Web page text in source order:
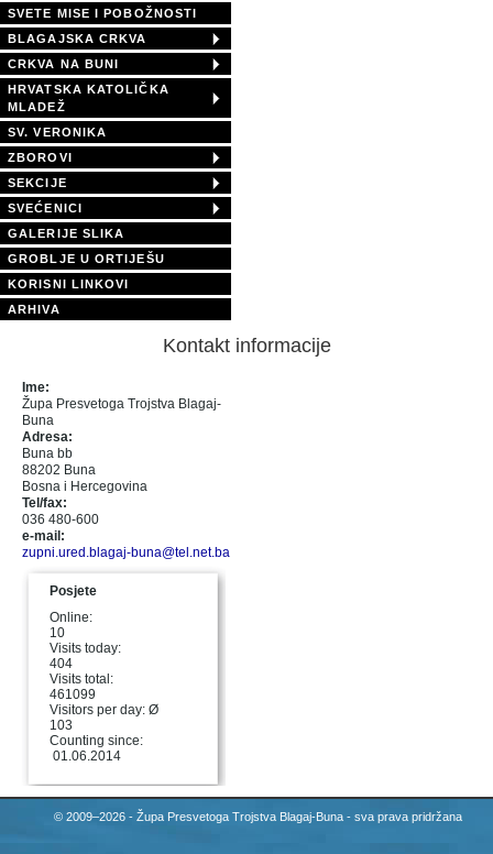
SVETE MISE I POBOŽNOSTI
BLAGAJSKA CRKVA
CRKVA NA BUNI
HRVATSKA KATOLIČKA
MLADEŽ
SV. VERONIKA
ZBOROVI
SEKCIJE
SVEĆENICI
GALERIJE SLIKA
GROBLJE U ORTIJEŠU
KORISNI LINKOVI
ARHIVA
Kontakt informacije
Ime:
Župa Presvetoga Trojstva Blagaj-
Buna
Adresa:
Buna bb
88202 Buna
Bosna i Hercegovina
Tel/fax:
036 480-600
e-mail:
zupni.ured.blagaj-buna@tel.net.ba
Posjete
Online:
10
Visits today:
404
Visits total:
461099
Visitors per day: Ø
103
Counting since:
01.06.2014
© 2009–2026 - Župa Presvetoga Trojstva Blagaj-Buna - sva prava pridržana